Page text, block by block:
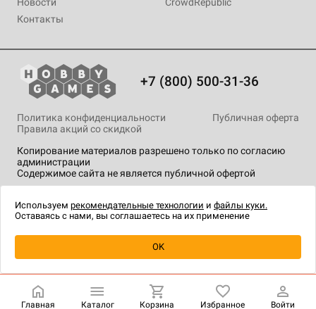
Уведомить о наличии
Новости
Контакты
CrowdRepublic
+7 (800) 500-31-36
Копирование материалов разрешено только по согласию
администрации
Содержимое сайта не является публичной офертой
Политика конфиденциальности
Публичная оферта
Правила акций со скидкой
технологии.
Главная Каталог Корзина Избранное Войти
Используем рекомендательные технологии и файлы куки.
Оставаясь с нами, вы соглашаетесь на их применение
OK